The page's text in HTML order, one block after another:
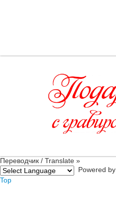
Переводчик / Translate »
Powered by
Top